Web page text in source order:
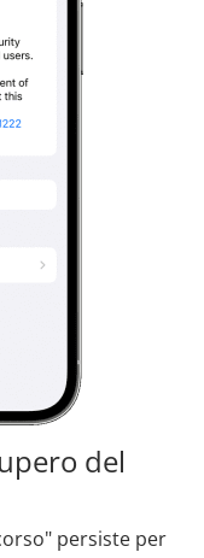
del
persiste per